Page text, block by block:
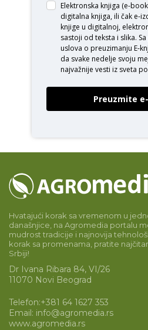
Elektronska knjiga (e-
digitalna knjiga, ili čak e-
knjige u digitalnoj,
sastoji od teksta i slika.
uslova o preuzimanju E-
da svake nedelje svoju
najvažnije vesti iz sveta
Preuzmite
Hvatajući korak sa vremenom u
današnjice, na Agromedia portalu
mudrost tradicije i najnovija
korak sa promenama, pratite
Srbiji!
Dr Ivana Ribara 84, VI/26
11070 Novi Beograd
Telefon:+381 64 1627 353
Email: info@agromedia.rs
www.agromedia.rs